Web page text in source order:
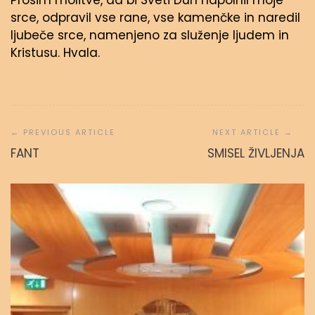
srce, odpravil vse rane, vse kamenčke in naredil
ljubeče srce, namenjeno za služenje ljudem in
Kristusu. Hvala.
prispevka
FANT SMISEL ŽIVLJENJA